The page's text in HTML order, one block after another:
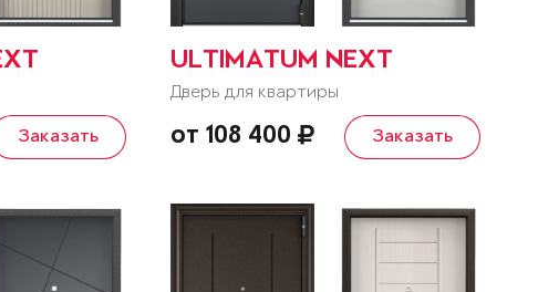
Заказать
ULTIMATUM NEXT
Дверь для квартиры
от 108 400 Заказать